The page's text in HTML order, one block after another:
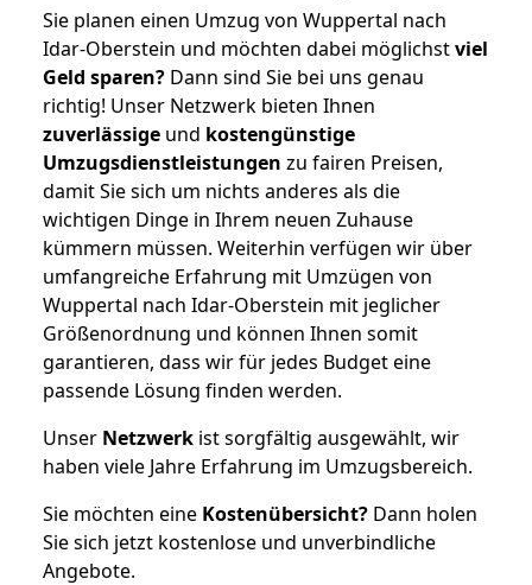
Sie planen einen Umzug von Wuppertal nach
Idar-Oberstein und möchten dabei möglichstviel
Geld sparen? Dann sind Sie bei uns genau
richtig! Unser Netzwerk bieten Ihnen
zuverlässige und kostengünstige
Umzugsdienstleistungen zu fairen Preisen,
damit Sie sich um nichts anderes als die
wichtigen Dinge in Ihrem neuen Zuhause
kümmern müssen. Weiterhin verfügen wir über
umfangreiche Erfahrung mit Umzügen von
Wuppertal nach Idar-Oberstein mit jeglicher
Größenordnung und können Ihnen somit
garantieren, dass wir für jedes Budget eine
passende Lösung finden werden.
Unser Netzwerk ist sorgfältig ausgewählt, wir
haben viele Jahre Erfahrung im Umzugsbereich.
Sie möchten eine Kostenübersicht? Dann holen
Sie sich jetzt kostenlose und unverbindliche
Angebote.